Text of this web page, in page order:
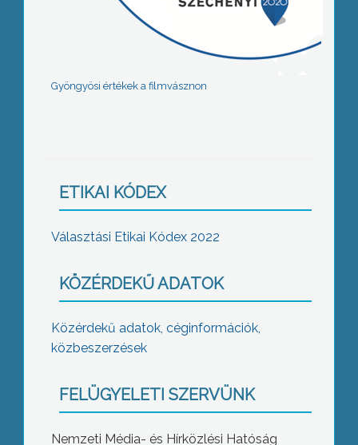
Gyöngyösi értékek a filmvásznon
ETIKAI KÓDEX
Választási Etikai Kódex 2022
KÖZÉRDEKŰ ADATOK
Közérdekű adatok, céginformációk,
közbeszerzések
FELÜGYELETI SZERVÜNK
Nemzeti Média- és Hírközlési Hatóság